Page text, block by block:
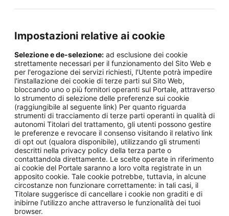
Impostazioni relative ai cookie
Selezione e de-selezione: ad esclusione dei cookie
strettamente necessari per il funzionamento del Sito Web e
per l'erogazione dei servizi richiesti, l'Utente potrà impedire
l'installazione dei cookie di terze parti sul Sito Web,
bloccando uno o più fornitori operanti sul Portale, attraverso
lo strumento di selezione delle preferenze sui cookie
(raggiungibile al seguente link) Per quanto riguarda
strumenti di tracciamento di terze parti operanti in qualità di
autonomi Titolari del trattamento, gli utenti possono gestire
le preferenze e revocare il consenso visitando il relativo link
di opt out (qualora disponibile), utilizzando gli strumenti
descritti nella privacy policy della terza parte o
contattandola direttamente. Le scelte operate in riferimento
ai cookie del Portale saranno a loro volta registrate in un
apposito cookie. Tale cookie potrebbe, tuttavia, in alcune
circostanze non funzionare correttamente: in tali casi, il
Titolare suggerisce di cancellare i cookie non graditi e di
inibirne l'utilizzo anche attraverso le funzionalità dei tuoi
browser.